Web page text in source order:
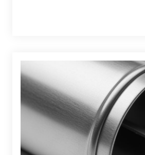
يُترجم هذا الدليل المواصفات
إلى...